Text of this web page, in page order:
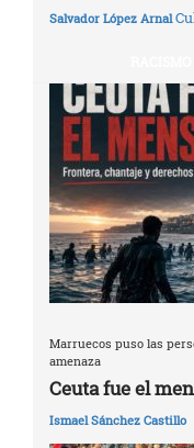
Salvador López Arnal
Marruecos puso las
amenaza
Ceuta fue el
Ismael Sánchez Castillo